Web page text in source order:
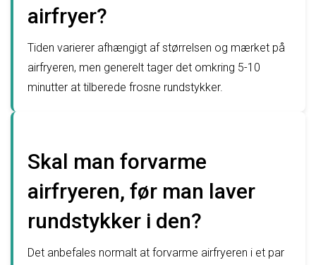
airfryer?
Tiden varierer afhængigt af størrelsen og mærket på
airfryeren, men generelt tager det omkring 5-10
minutter at tilberede frosne rundstykker.
Skal man forvarme
airfryeren, før man laver
rundstykker i den?
Det anbefales normalt at forvarme airfryeren i et par